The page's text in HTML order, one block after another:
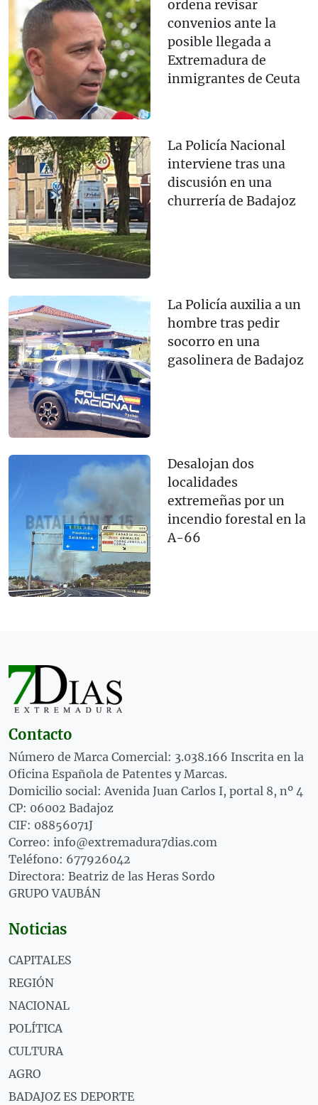
ordena revisar
convenios ante la
posible llegada a
Extremadura de
inmigrantes de Ceuta
La Policía Nacional
interviene tras una
discusión en una
churrería de Badajoz
La Policía auxilia a un
hombre tras pedir
socorro en una
gasolinera de Badajoz
Desalojan dos
localidades
extremeñas por un
incendio forestal en la
A-66
Contacto
Número de Marca Comercial: 3.038.166 Inscrita en la
Oficina Española de Patentes y Marcas.
Domicilio social: Avenida Juan Carlos I, portal 8, nº 4
CP: 06002 Badajoz
CIF: 08856071J
Correo: info@extremadura7dias.com
Teléfono: 677926042
Directora: Beatriz de las Heras Sordo
GRUPO VAUBÁN
Noticias
CAPITALES
REGIÓN
NACIONAL
POLÍTICA
CULTURA
AGRO
BADAJOZ ES DEPORTE